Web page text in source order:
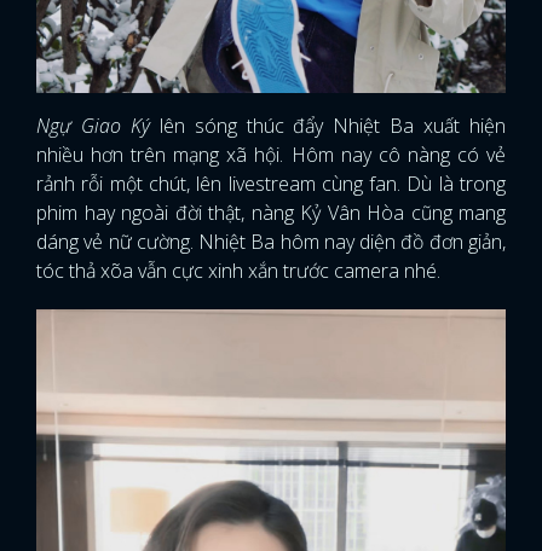
Ngự Giao Kýlên sóng thúc đẩy Nhiệt Ba xuất hiện
nhiều hơn trên mạng xã hội. Hôm nay cô nàng có vẻ
rảnh rỗi một chút, lên livestream cùng fan. Dù là trong
phim hay ngoài đời thật, nàng Kỷ Vân Hòa cũng mang
dáng vẻ nữ cường. Nhiệt Ba hôm nay diện đồ đơn giản,
tóc thả xõa vẫn cực xinh xắn trước camera nhé.